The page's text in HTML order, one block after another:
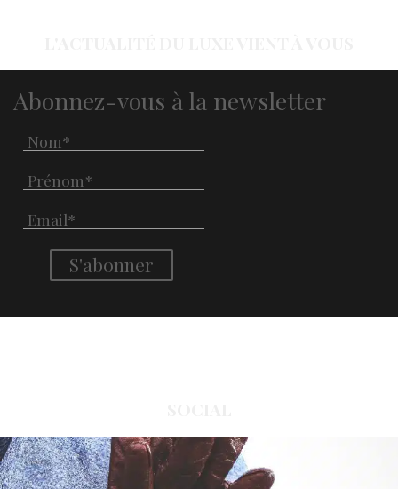
Abonnez-vous à la newsletter